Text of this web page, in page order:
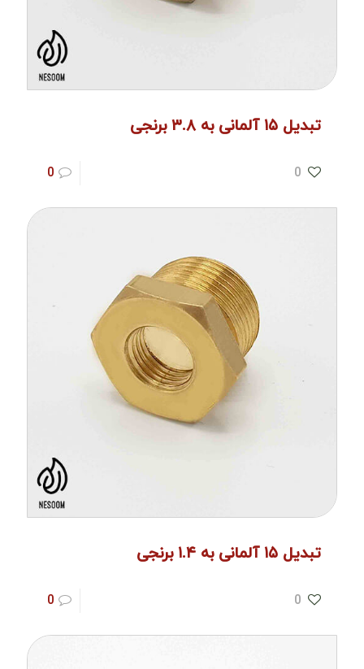
تبدیل ۱۵ آلمانی به ۳.۸ برنجی
0
0
تبدیل ۱۵ آلمانی به ۱.۴ برنجی
0
0